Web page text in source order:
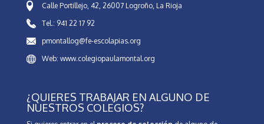
Calle Portillejo, 42, 26007 Logroño, La Rioja
Tel.: 941 22 17 92
pmontallog@fe-escolapias.org
Web: www.colegiopaulamontal.org
¿QUIERES TRABAJAR EN ALGUNO DE
NUESTROS COLEGIOS?